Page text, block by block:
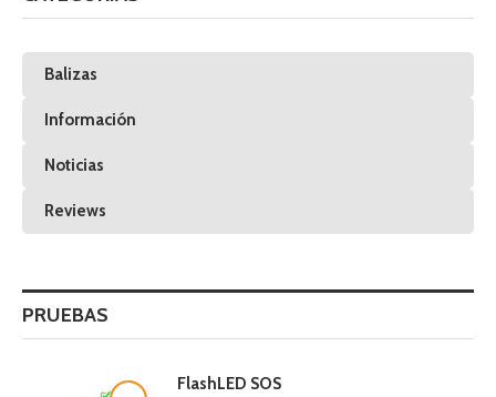
Balizas
Información
Noticias
Reviews
PRUEBAS
FlashLED SOS